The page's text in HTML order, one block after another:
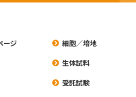
ージ
細胞／培地
生体試料
受託試験